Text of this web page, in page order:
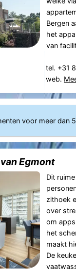
Bergen
het
van
tel. +31
web.
voor meer dan
Egmont
Dit
zithoek
over
om
het
maakt
De